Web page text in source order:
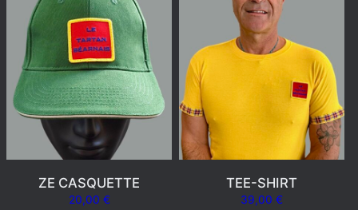
ZE CASQUETTE
20,00 €
TEE-SHIRT
39,00€